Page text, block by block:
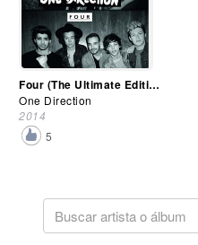
Four (The Ultimate Edition)
One Direction
2014
5